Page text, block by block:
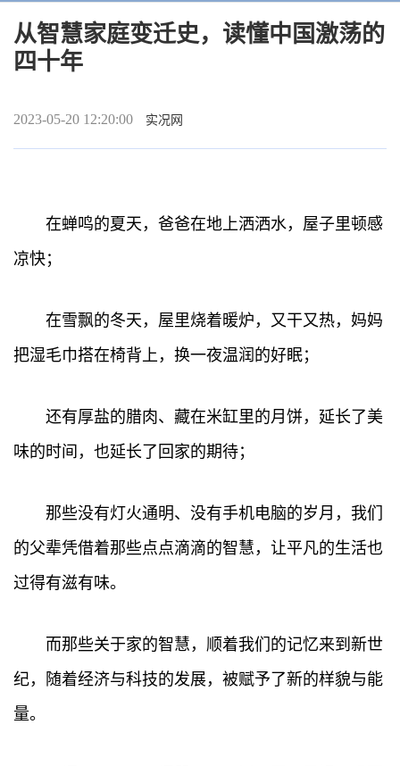
从智慧家庭变迁史，读懂中国激荡的
四十年
2023-05-20 12:20:00 实况网
在蝉鸣的夏天，爸爸在地上洒洒水，屋子里顿感
凉快；
在雪飘的冬天，屋里烧着暖炉，又干又热，妈妈
把湿毛巾搭在椅背上，换一夜温润的好眠；
还有厚盐的腊肉、藏在米缸里的月饼，延长了美
味的时间，也延长了回家的期待；
那些没有灯火通明、没有手机电脑的岁月，我们
的父辈凭借着那些点点滴滴的智慧，让平凡的生活也
过得有滋有味。
而那些关于家的智慧，顺着我们的记忆来到新世
纪，随着经济与科技的发展，被赋予了新的样貌与能
量。